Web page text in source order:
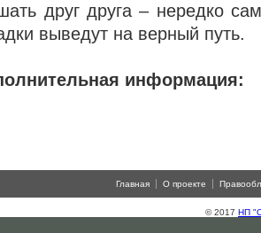
друг друга – нередко
выведут на верный путь.
информация:
Главная О проекте
© 2017 НП